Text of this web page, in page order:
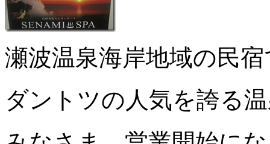
瀬波温泉海岸地域の民
ダントツの人気を誇る